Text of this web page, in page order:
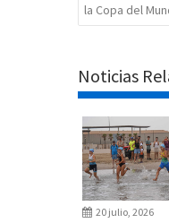
la Copa del
Noticias
20 julio, 2026